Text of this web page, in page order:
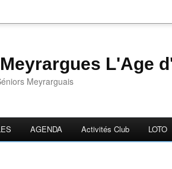
L'Age
Meyrarguais
AGENDA Activités Club LOTO